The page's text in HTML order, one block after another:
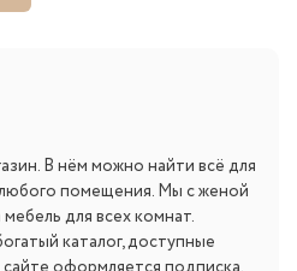
В нём можно найти всё для
помещения. Мы с женой
для всех комнат.
каталог, доступные